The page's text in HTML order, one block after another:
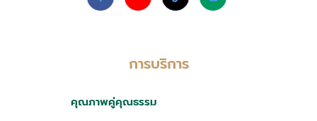
การบริการ
คุณภาพคู่คุณธรรม